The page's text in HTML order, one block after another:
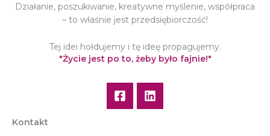
Działanie, poszukiwanie, kreatywne myślenie, współpraca
– to właśnie jest przedsiębiorczość!
Tej idei hołdujemy i tę ideę propagujemy.
"Życie jest po to, żeby było fajnie!"
Kontakt